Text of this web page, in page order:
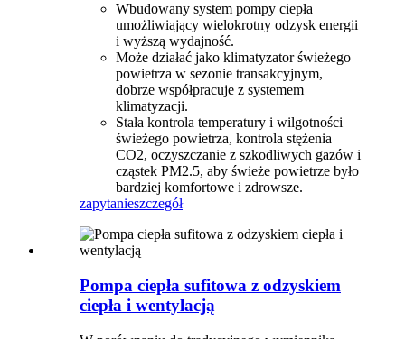
Wbudowany system pompy ciepła
umożliwiający wielokrotny odzysk energii
i wyższą wydajność.
Może działać jako klimatyzator świeżego
powietrza w sezonie transakcyjnym,
dobrze współpracuje z systemem
klimatyzacji.
Stała kontrola temperatury i wilgotności
świeżego powietrza, kontrola stężenia
CO2, oczyszczanie z szkodliwych gazów i
cząstek PM2.5, aby świeże powietrze było
bardziej komfortowe i zdrowsze.
zapytanieszczegół
Pompa ciepła sufitowa z odzyskiem
ciepła i wentylacją